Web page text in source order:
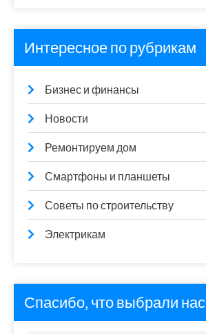
Интересное по рубрикам
Бизнес и финансы
Новости
Ремонтируем дом
Смартфоны и планшеты
Советы по строительству
Электрикам
Спасибо, что выбрали нас